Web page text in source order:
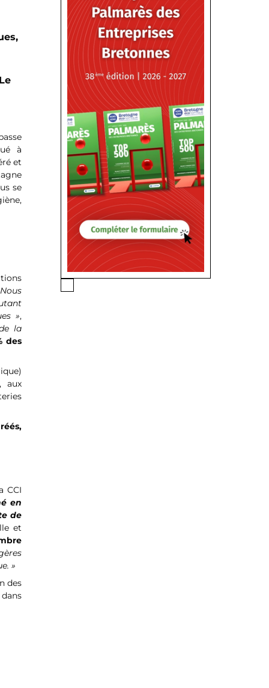
à
et
se
Nous
»,
la
des
aux
CCI
en
de
et
»
des
dans